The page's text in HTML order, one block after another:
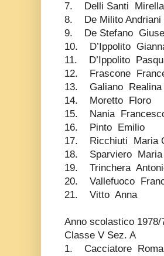
7. Delli Santi Mirella
8. De Milito Andriani
9. De Stefano
10. D’Ippolito
11. D’Ippolito
12. Frascone
13. Galiano Realina
14. Moretto Floro
15. Nania
16. Pinto Emilio
17. Ricchiuti Maria
18. Sparviero Maria
19. Trinchera
20. Vallefuoco
21. Vitto Anna
Anno scolastico 1978/
Classe V Sez. A
1. Cacciatore Roma